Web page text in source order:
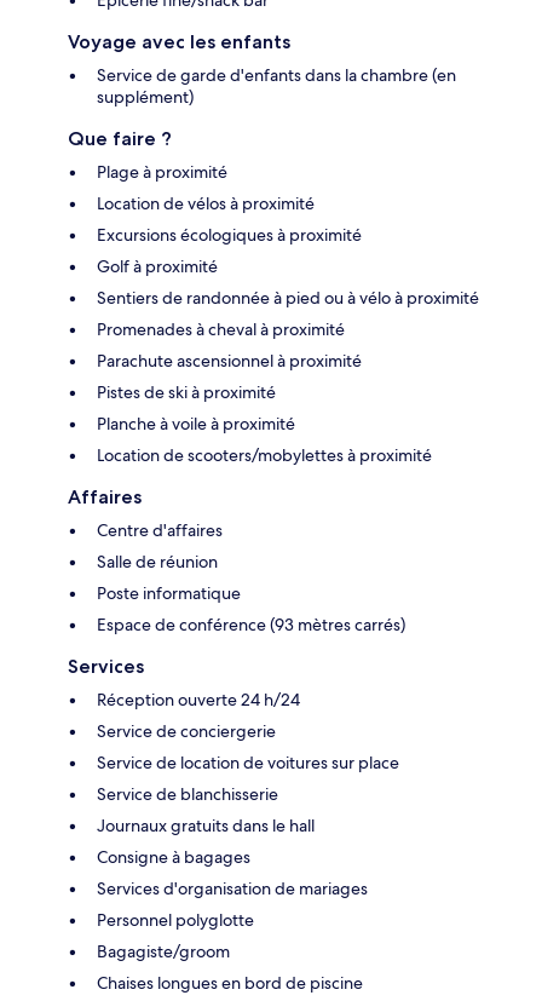
Voyage avec les enfants
Service de garde d'enfants dans la chambre (en
supplément)
Que faire ?
Plage à proximité
Location de vélos à proximité
Excursions écologiques à proximité
Golf à proximité
Sentiers de randonnée à pied ou à vélo à proximité
Promenades à cheval à proximité
Parachute ascensionnel à proximité
Pistes de ski à proximité
Planche à voile à proximité
Location de scooters/mobylettes à proximité
Affaires
Centre d'affaires
Salle de réunion
Poste informatique
Espace de conférence (93 mètres carrés)
Services
Réception ouverte 24 h/24
Service de conciergerie
Service de location de voitures sur place
Service de blanchisserie
Journaux gratuits dans le hall
Consigne à bagages
Services d'organisation de mariages
Personnel polyglotte
Bagagiste/groom
Chaises longues en bord de piscine